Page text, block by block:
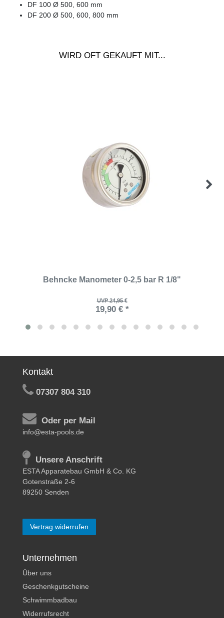
DF 100 Ø 500, 600 mm
DF 200 Ø 500, 600, 800 mm
WIRD OFT GEKAUFT MIT...
Behncke Manometer 0-2,5 bar R 1/8"
UVP 24,95 €
19,90 € *
Kontakt
07307 804 310
Oder per Mail
info@esta-pools.de
Unsere Anschrift
ESTA Apparatebau GmbH & Co. KG
Gotenstraße 2-6
89250 Senden
Vertrag widerrufen
Unternehmen
Über uns
Geschenkgutscheine
Schwimmbadbau
Widerrufsrecht